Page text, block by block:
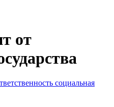
от
социальная